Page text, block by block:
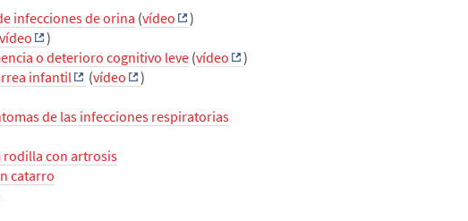
infecciones de orina (vídeo
)
vídeo
)
o deterioro cognitivo leve (vídeo
)
infantil
(vídeo
)
de las infecciones respiratorias
rodilla con artrosis
catarro